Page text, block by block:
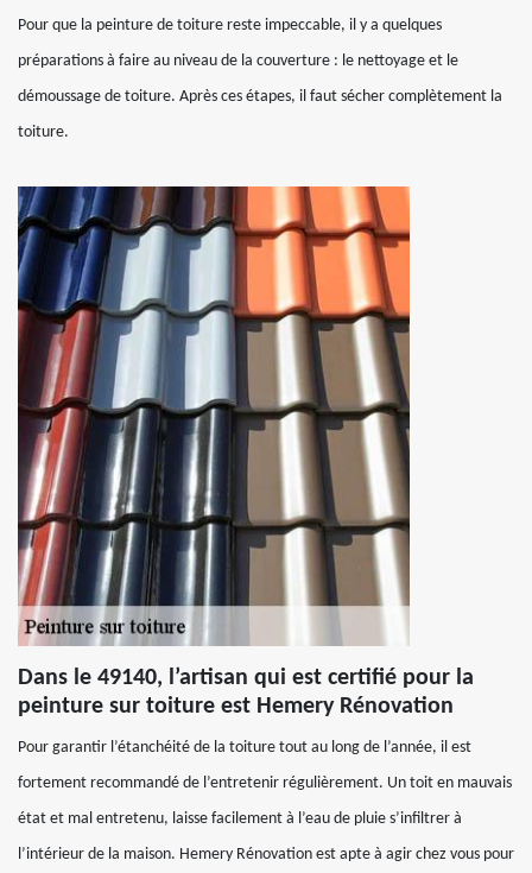
Pour que la peinture de toiture reste impeccable, il y a quelques
préparations à faire au niveau de la couverture : le nettoyage et le
démoussage de toiture. Après ces étapes, il faut sécher complètement la
toiture.
Dans le 49140, l’artisan qui est certifié pour la
peinture sur toiture est Hemery Rénovation
Pour garantir l’étanchéité de la toiture tout au long de l’année, il est
fortement recommandé de l’entretenir régulièrement. Un toit en mauvais
état et mal entretenu, laisse facilement à l’eau de pluie s’infiltrer à
l’intérieur de la maison. Hemery Rénovation est apte à agir chez vous pour